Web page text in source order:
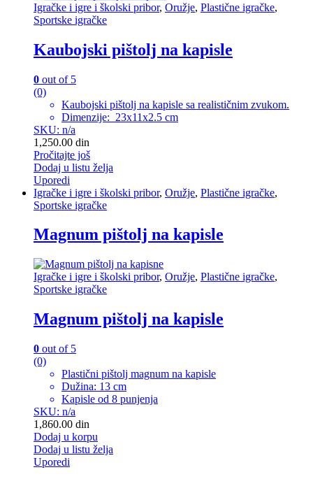
Igračke i igre i školski pribor, Oružje, Plastične igračke,
Sportske igračke
Kaubojski pištolj na kapisle
0 out of 5
(0)
Kaubojski pištolj na kapisle sa realističnim zvukom.
Dimenzije: 23x11x2.5 cm
SKU: n/a
1,250.00 din
Pročitajte još
Dodaj u listu želja
Uporedi
Igračke i igre i školski pribor, Oružje, Plastične igračke,
Sportske igračke
Magnum pištolj na kapisle
Igračke i igre i školski pribor, Oružje, Plastične igračke,
Sportske igračke
Magnum pištolj na kapisle
0 out of 5
(0)
Plastični pištolj magnum na kapisle
Dužina: 13 cm
Kapisle od 8 punjenja
SKU: n/a
1,860.00 din
Dodaj u korpu
Dodaj u listu želja
Uporedi